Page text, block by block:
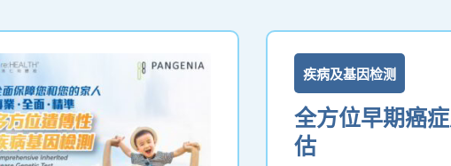
疾病及基因检测
全方位早期癌
估